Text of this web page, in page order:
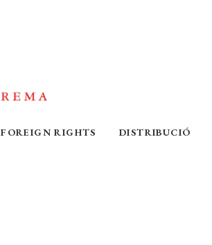
FOREIGN RIGHTS DISTRIBUCIÓ